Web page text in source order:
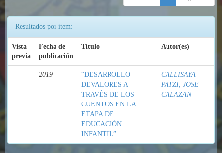
Resultados por ítem:
Vista
previa
Fecha de
publicación
Título Autor(es)
2019
“DESARROLLO
DEVALORES A
TRAVÉS DE LOS
CUENTOS EN LA
ETAPA DE
EDUCACIÓN
INFANTIL”
CALLISAYA
PATZI, JOSE
CALAZAN